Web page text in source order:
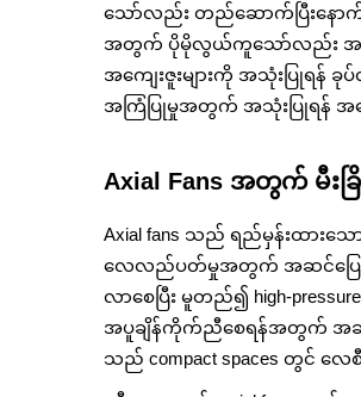
သော်လည်း တည်ဆောက်ပြီးနောက်
အတွက် ပိုမိုလွယ်ကူသော်လည်း အကော
အကျေးဇူးများကို အသုံးပြုရန်
အကြံပြုမှုအတွက် အသုံးပြုရန် အ
Axial Fans အတွက် မီ
Axial fans သည် ရည်မှန်းထားသေ
လေလည်ပတ်မှုအတွက် အဆင်ပြေစေ
လာစေပြီး မူတည်၍ high-
အပူချိန်ကိုက်ညီစေရန်အတွက် အဆင်
သည် compact spaces တွင် လ